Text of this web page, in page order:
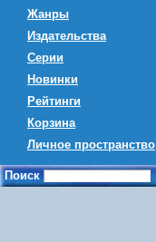
Жанры
Издательства
Серии
Новинки
Рейтинги
Корзина
Личное пространство
Поиск